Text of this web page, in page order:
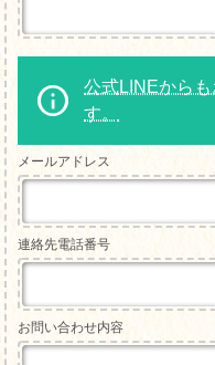
公式LINEから
す。
メールアドレス
連絡先電話番号
お問い合わせ内容